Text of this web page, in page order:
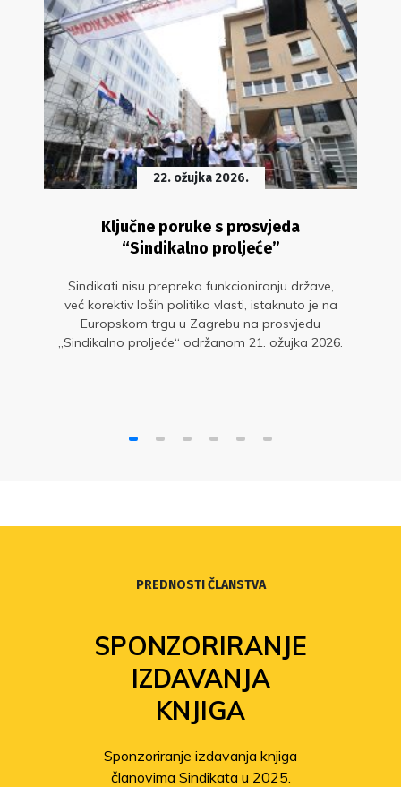
22. ožujka 2026.
Ključne poruke s prosvjeda
“Sindikalno proljeće”
Sindikati nisu prepreka funkcioniranju države,
već korektiv loših politika vlasti, istaknuto je na
Europskom trgu u Zagrebu na prosvjedu
„Sindikalno proljeće“ održanom 21. ožujka 2026.
PREDNOSTI ČLANSTVA
SPONZORIRANJE
IZDAVANJA
KNJIGA
Sponzoriranje izdavanja knjiga
članovima Sindikata u 2025.